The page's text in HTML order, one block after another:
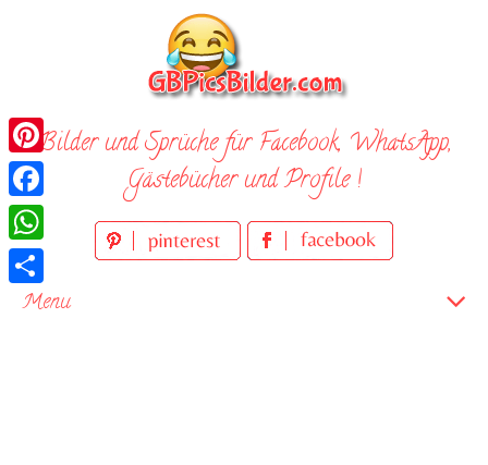
Bilder und Sprüche für Facebook, WhatsApp,
Gästebücher und Profile !
Menu
Pinterest
Facebook
WhatsApp
Teilen